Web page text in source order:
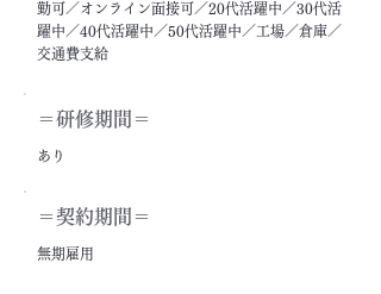
勤可／オンライン面接可／20代活躍中／30代活
躍中／40代活躍中／50代活躍中／工場／倉庫／
交通費支給
＝​研修期間＝
あり
＝契約期間＝
無期雇用